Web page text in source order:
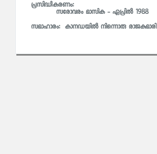
പ്രസിദ്ധീകരണം:
സരോവരം മാസിക - ഏപ്രില്‍ 1988
സമാഹാരം: കാനഡയില്‍ നിന്നൊരു രാജകുമാരി